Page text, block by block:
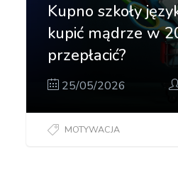
Kupno szkoły
kupić mądrze w
przepłacić?
25/05/2026
MOTYWACJA